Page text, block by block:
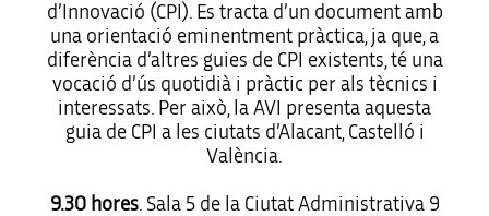
d’Innovació (CPI). Es tracta d’un document amb
una orientació eminentment pràctica, ja que, a
diferència d’altres guies de CPI existents, té una
vocació d’ús quotidià i pràctic per als tècnics i
interessats. Per això, la AVI presenta aquesta
guia de CPI a les ciutats d’Alacant, Castelló i
València.
9.30 hores. Sala 5 de la Ciutat Administrativa 9